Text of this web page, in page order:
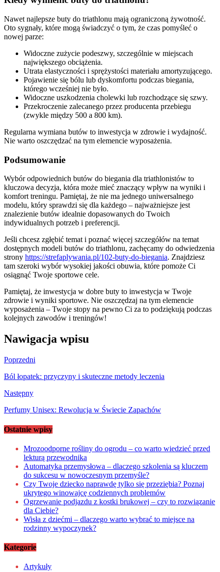
Nawet najlepsze buty do triathlonu mają ograniczoną żywotność.
Oto sygnały, które mogą świadczyć o tym, że czas pomyśleć o
nowej parze:
Widoczne zużycie podeszwy, szczególnie w miejscach
największego obciążenia.
Utrata elastyczności i sprężystości materiału amortyzującego.
Pojawienie się bólu lub dyskomfortu podczas biegania,
którego wcześniej nie było.
Widoczne uszkodzenia cholewki lub rozchodzące się szwy.
Przekroczenie zalecanego przez producenta przebiegu
(zwykle między 500 a 800 km).
Regularna wymiana butów to inwestycja w zdrowie i wydajność.
Nie warto oszczędzać na tym elemencie wyposażenia.
Podsumowanie
Wybór odpowiednich butów do biegania dla triathlonistów to
kluczowa decyzja, która może mieć znaczący wpływ na wyniki i
komfort treningu. Pamiętaj, że nie ma jednego uniwersalnego
modelu, który sprawdzi się dla każdego – najważniejsze jest
znalezienie butów idealnie dopasowanych do Twoich
indywidualnych potrzeb i preferencji.
Jeśli chcesz zgłębić temat i poznać więcej szczegółów na temat
dostępnych modeli butów do triathlonu, zachęcamy do odwiedzenia
strony https://strefaplywania.pl/102-buty-do-biegania. Znajdziesz
tam szeroki wybór wysokiej jakości obuwia, które pomoże Ci
osiągnąć Twoje sportowe cele.
Pamiętaj, że inwestycja w dobre buty to inwestycja w Twoje
zdrowie i wyniki sportowe. Nie oszczędzaj na tym elemencie
wyposażenia – Twoje stopy na pewno Ci za to podziękują podczas
kolejnych zawodów i treningów!
Nawigacja wpisu
Poprzedni
Ból łopatek: przyczyny i skuteczne metody leczenia
Następny
Perfumy Unisex: Rewolucja w Świecie Zapachów
Ostatnie wpisy
Mrozoodporne rośliny do ogrodu – co warto wiedzieć przed
lekturą przewodnika
Automatyka przemysłowa – dlaczego szkolenia są kluczem
do sukcesu w nowoczesnym przemyśle?
Czy Twoje dziecko naprawdę tylko się przeziębia? Poznaj
ukrytego winowajcę codziennych problemów
Ogrzewanie podjazdu z kostki brukowej – czy to rozwiązanie
dla Ciebie?
Wisła z dziećmi – dlaczego warto wybrać to miejsce na
rodzinny wypoczynek?
Kategorie
Artykuły